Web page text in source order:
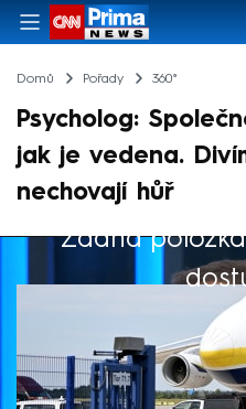
Domů Pořady 360°
Psycholog:
jak je vedena.
nechovají hůř
Žádná
Výběr redakce